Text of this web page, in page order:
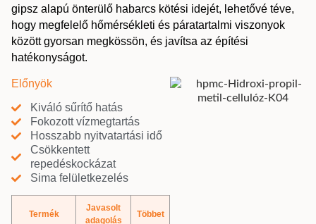
gipsz alapú önterülő habarcs kötési idejét, lehetővé téve,
hogy megfelelő hőmérsékleti és páratartalmi viszonyok
között gyorsan megkössön, és javítsa az építési
hatékonyságot.
Előnyök
Kiváló sűrítő hatás
Fokozott vízmegtartás
Hosszabb nyitvatartási idő
Csökkentett
repedéskockázat
Sima felületkezelés
Termék
Javasolt
adagolás
Többet